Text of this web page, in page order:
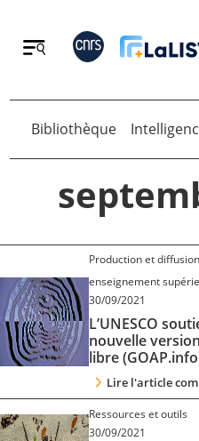
Retour
Tous les articles
Qui sommes nous ?
Contact
Bibliothèque
Production et
enseignement
30/09/2021
L’UNESCO
nouvelle
libre
Lire l'article
Ressources et outils
30/09/2021